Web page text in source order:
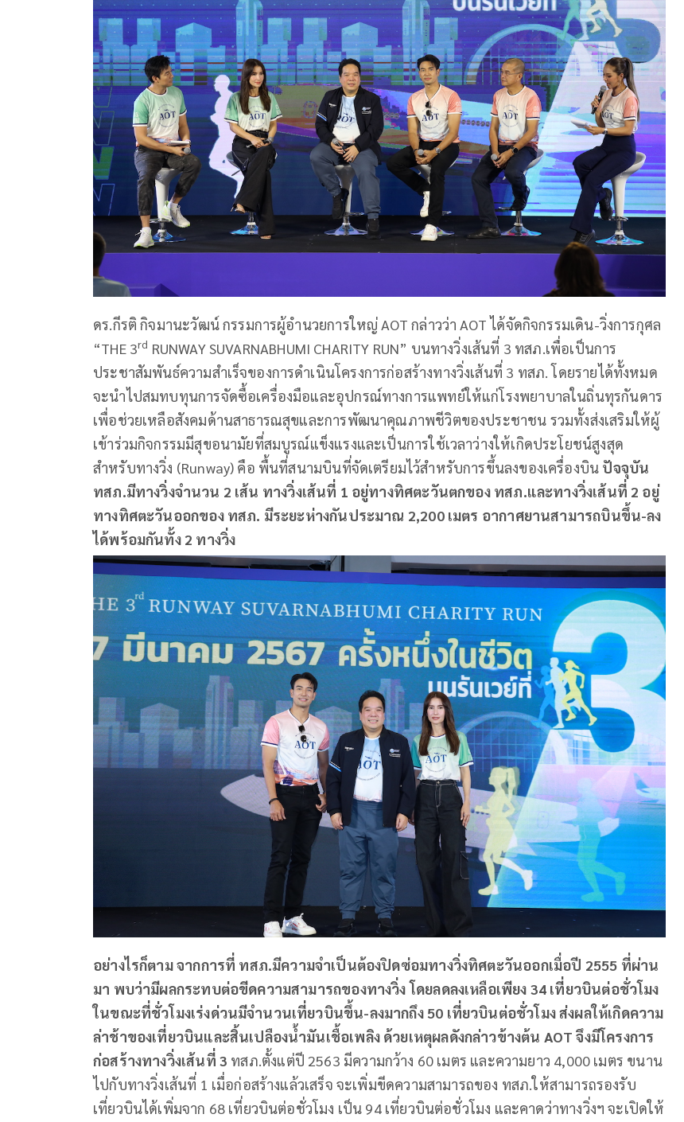
ดร.กีรติ กิจมานะวัฒน์ กรรมการผู้อำนวยการใหญ่ AOT กล่าวว่า AOT ได้จัดกิจกรรมเดิน-วิ่งการกุศล
“THE 3rd RUNWAY SUVARNABHUMI CHARITY RUN” บนทางวิ่งเส้นที่ 3 ทสภ.เพื่อเป็นการ
ประชาสัมพันธ์ความสำเร็จของการดำเนินโครงการก่อสร้างทางวิ่งเส้นที่ 3 ทสภ. โดยรายได้ทั้งหมด
จะนำไปสมทบทุนการจัดซื้อเครื่องมือและอุปกรณ์ทางการแพทย์ให้แก่โรงพยาบาลในถิ่นทุรกันดาร
เพื่อช่วยเหลือสังคมด้านสาธารณสุขและการพัฒนาคุณภาพชีวิตของประชาชน รวมทั้งส่งเสริมให้ผู้
เข้าร่วมกิจกรรมมีสุขอนามัยที่สมบูรณ์แข็งแรงและเป็นการใช้เวลาว่างให้เกิดประโยชน์สูงสุด
สำหรับทางวิ่ง (Runway) คือ พื้นที่สนามบินที่จัดเตรียมไว้สำหรับการขึ้นลงของเครื่องบิน ปัจจุบัน
ทสภ.มีทางวิ่งจำนวน 2 เส้น ทางวิ่งเส้นที่ 1 อยู่ทางทิศตะวันตกของ ทสภ.และทางวิ่งเส้นที่ 2 อยู่
ทางทิศตะวันออกของ ทสภ. มีระยะห่างกันประมาณ 2,200 เมตร อากาศยานสามารถบินขึ้น-ลง
ได้พร้อมกันทั้ง 2 ทางวิ่ง
อย่างไรก็ตาม จากการที่ ทสภ.มีความจำเป็นต้องปิดซ่อมทางวิ่งทิศตะวันออกเมื่อปี 2555 ที่ผ่าน
มา พบว่ามีผลกระทบต่อขีดความสามารถของทางวิ่ง โดยลดลงเหลือเพียง 34 เที่ยวบินต่อชั่วโมง
ในขณะที่ชั่วโมงเร่งด่วนมีจำนวนเที่ยวบินขึ้น-ลงมากถึง 50 เที่ยวบินต่อชั่วโมง ส่งผลให้เกิดความ
ล่าช้าของเที่ยวบินและสิ้นเปลืองน้ำมันเชื้อเพลิง ด้วยเหตุผลดังกล่าวข้างต้น AOT จึงมีโครงการ
ก่อสร้างทางวิ่งเส้นที่ 3 ทสภ.ตั้งแต่ปี 2563 มีความกว้าง 60 เมตร และความยาว 4,000 เมตร ขนาน
ไปกับทางวิ่งเส้นที่ 1 เมื่อก่อสร้างแล้วเสร็จ จะเพิ่มขีดความสามารถของ ทสภ.ให้สามารถรองรับ
เที่ยวบินได้เพิ่มจาก 68 เที่ยวบินต่อชั่วโมง เป็น 94 เที่ยวบินต่อชั่วโมง และคาดว่าทางวิ่งฯ จะเปิดให้